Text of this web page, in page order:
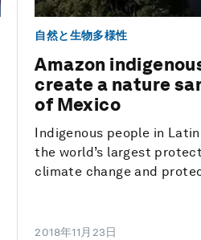
自然と生物多様性
Amazon
create a nature
of Mexico
Indigenous people in
the world’s largest
climate change and
2018年11月23日